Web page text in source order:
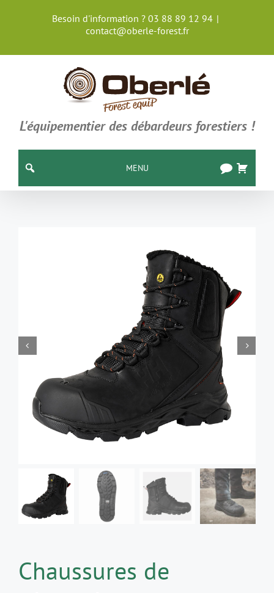
Besoin d'information ? 03 88 89 12 94 |
contact@oberle-forest.fr
L'équipementier des débardeurs forestiers !
MENU
Chaussures de